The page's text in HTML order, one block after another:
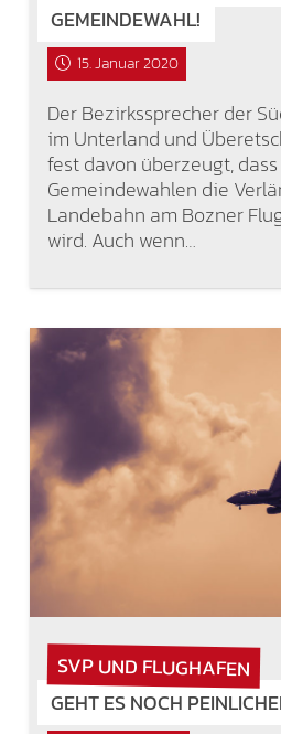
GEMEINDEWAHL!
15. Januar 2020
Der Bezirkssprecher der
im Unterland und
fest davon überzeugt,
Gemeindewahlen die
Landebahn am Bozner
wird. Auch wenn…
SVP UND FLUGHAFEN
GEHT ES NOCH